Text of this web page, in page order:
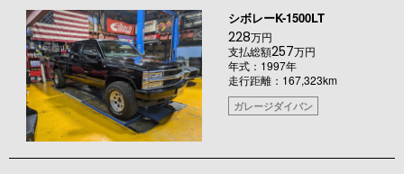
シボレーK-1500LT
228万円
支払総額257万円
年式：1997年
走行距離：167,323km
ガレージダイバン